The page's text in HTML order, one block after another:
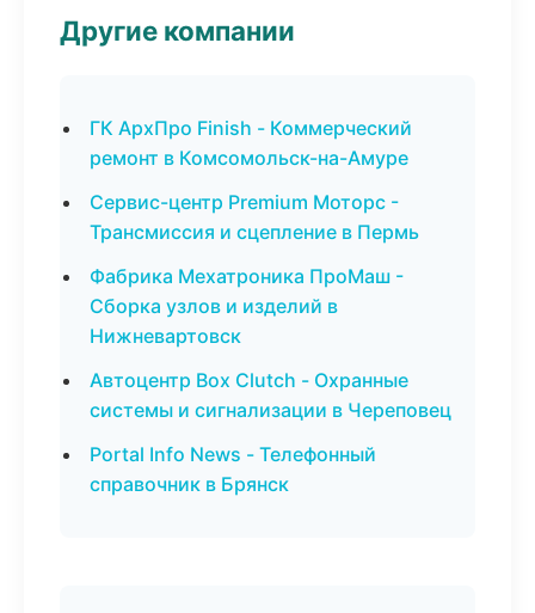
Другие компании
ГК АрхПро Finish - Коммерческий
ремонт в Комсомольск-на-Амуре
Сервис-центр Premium Моторс -
Трансмиссия и сцепление в Пермь
Фабрика Мехатроника ПроМаш -
Сборка узлов и изделий в
Нижневартовск
Автоцентр Box Clutch - Охранные
системы и сигнализации в Череповец
Portal Info News - Телефонный
справочник в Брянск